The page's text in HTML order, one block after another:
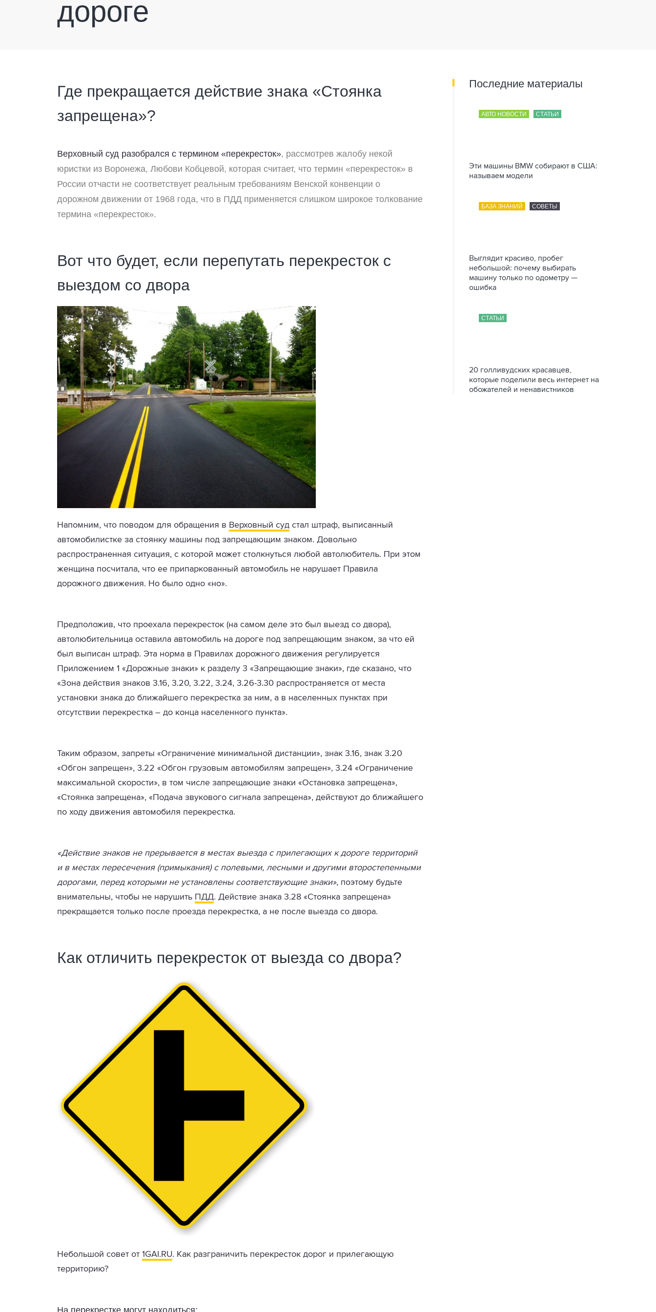
дороге
Где прекращается действие знака «Стоянка
запрещена»?
Верховный суд разобрался с термином «перекресток», рассмотрев жалобу некой
юристки из Воронежа, Любови Кобцевой, которая считает, что термин «перекресток» в
России отчасти не соответствует реальным требованиям Венской конвенции о
дорожном движении от 1968 года, что в ПДД применяется слишком широкое толкование
термина «перекресток».
Вот что будет, если перепутать перекресток с
выездом со двора
Напомним, что поводом для обращения в Верховный суд стал штраф, выписанный
автомобилистке за стоянку машины под запрещающим знаком. Довольно
распространенная ситуация, с которой может столкнуться любой автолюбитель. При этом
женщина посчитала, что ее припаркованный автомобиль не нарушает Правила
дорожного движения. Но было одно «но».
Предположив, что проехала перекресток (на самом деле это был выезд со двора),
автолюбительница оставила автомобиль на дороге под запрещающим знаком, за что ей
был выписан штраф. Эта норма в Правилах дорожного движения регулируется
Приложением 1 «Дорожные знаки» к разделу 3 «Запрещающие знаки», где сказано, что
«Зона действия знаков 3.16, 3.20, 3.22, 3.24, 3.26-3.30 распространяется от места
установки знака до ближайшего перекрестка за ним, а в населенных пунктах при
отсутствии перекрестка – до конца населенного пункта».
Таким образом, запреты «Ограничение минимальной дистанции», знак 3.16, знак 3.20
«Обгон запрещен», 3.22 «Обгон грузовым автомобилям запрещен», 3.24 «Ограничение
максимальной скорости», в том числе запрещающие знаки «Остановка запрещена»,
«Стоянка запрещена», «Подача звукового сигнала запрещена», действуют до ближайшего
по ходу движения автомобиля перекрестка.
«Действие знаков не прерывается в местах выезда с прилегающих к дороге территорий
и в местах пересечения (примыкания) с полевыми, лесными и другими второстепенными
дорогами, перед которыми не установлены соответствующие знаки», поэтому будьте
внимательны, чтобы не нарушить ПДД. Действие знака 3.28 «Стоянка запрещена»
прекращается только после проезда перекрестка, а не после выезда со двора.
Как отличить перекресток от выезда со двора?
Небольшой совет от 1GAI.RU. Как разграничить перекресток дорог и прилегающую
территорию?
На перекрестке могут находиться:
Последние материалы
АВТО НОВОСТИ СТАТЬИ
Эти машины BMW собирают в США:
называем модели
БАЗА ЗНАНИЙ СОВЕТЫ
Выглядит красиво, пробег
небольшой: почему выбирать
машину только по одометру —
ошибка
СТАТЬИ
20 голливудских красавцев,
которые поделили весь интернет на
обожателей и ненавистников